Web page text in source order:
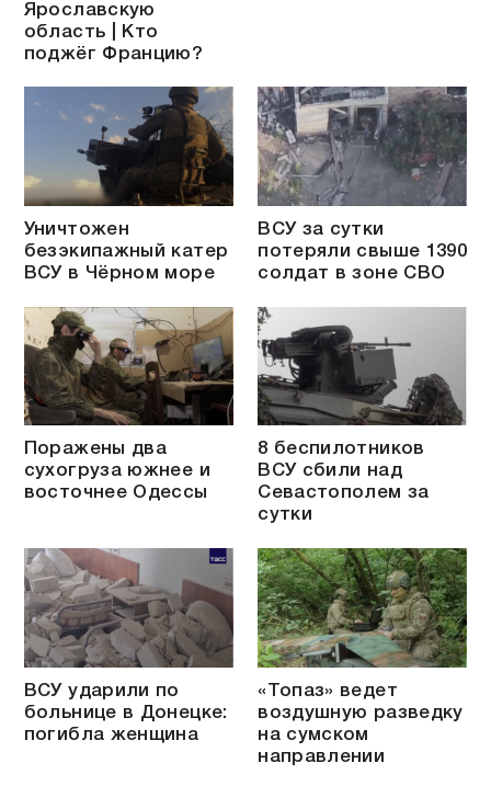
Ярославскую
область | Кто
поджёг Францию?
Уничтожен
безэкипажный катер
ВСУ в Чёрном море
ВСУ за сутки
потеряли свыше 1390
солдат в зоне СВО
Поражены два
сухогруза южнее и
восточнее Одессы
8 беспилотников
ВСУ сбили над
Севастополем за
сутки
ВСУ ударили по
больнице в Донецке:
погибла женщина
«Топаз» ведет
воздушную разведку
на сумском
направлении